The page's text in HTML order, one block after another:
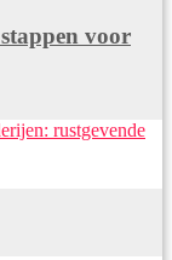
voor
rustgevende